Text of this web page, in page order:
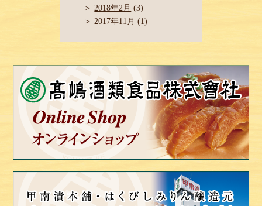
2018年2月 (3)
2017年11月 (1)